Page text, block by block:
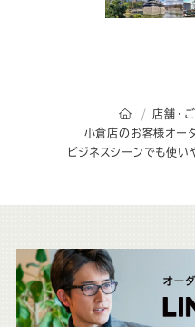
オーダー
店舗・
小倉店のお客様オー
こ
ち